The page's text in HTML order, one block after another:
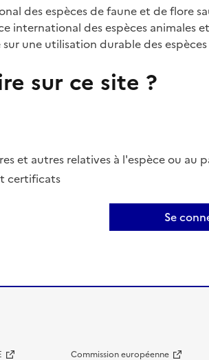
des espèces de faune et de flore
des espèces animales
une utilisation durable des
sur ce site ?
et autres relatives à l'espèce ou au
certificats
Se
Commission européenne